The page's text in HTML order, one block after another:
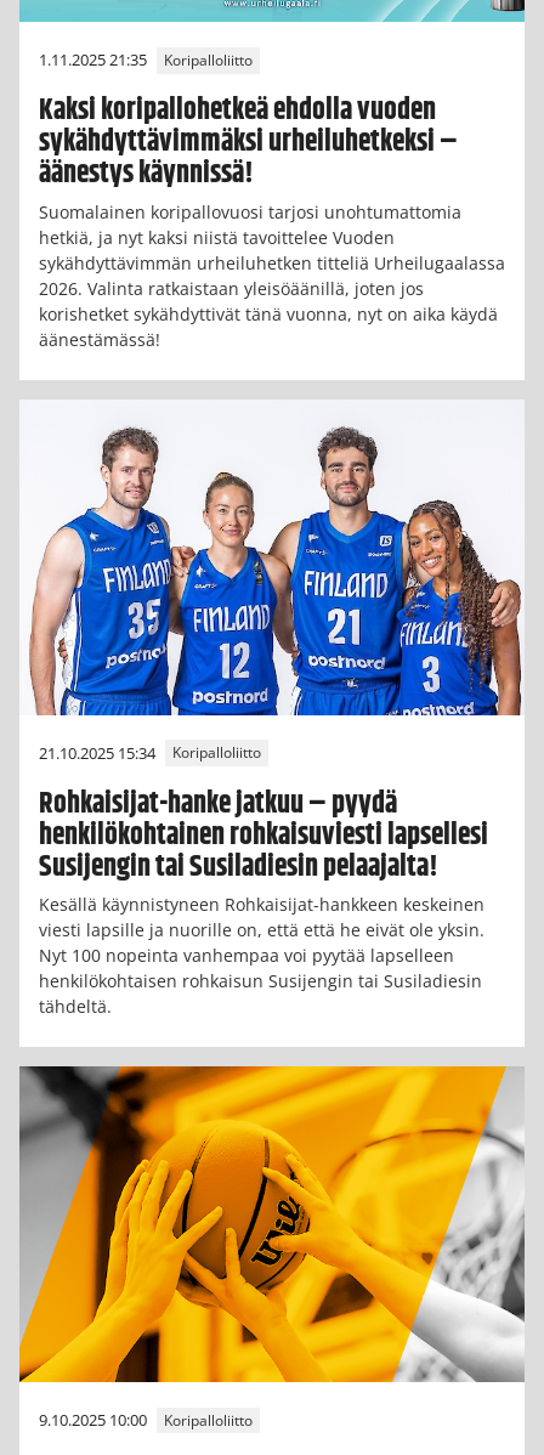
1.11.2025 21:35 Koripalloliitto
Kaksi koripallohetkeä ehdolla vuoden
sykähdyttävimmäksi urheiluhetkeksi –
äänestys käynnissä!
Suomalainen koripallovuosi tarjosi unohtumattomia
hetkiä, ja nyt kaksi niistä tavoittelee Vuoden
sykähdyttävimmän urheiluhetken titteliä Urheilugaalassa
2026. Valinta ratkaistaan yleisöäänillä, joten jos
korishetket sykähdyttivät tänä vuonna, nyt on aika käydä
äänestämässä!
21.10.2025 15:34 Koripalloliitto
Rohkaisijat-hanke jatkuu – pyydä
henkilökohtainen rohkaisuviesti lapsellesi
Susijengin tai Susiladiesin pelaajalta!
Kesällä käynnistyneen Rohkaisijat-hankkeen keskeinen
viesti lapsille ja nuorille on, että että he eivät ole yksin.
Nyt 100 nopeinta vanhempaa voi pyytää lapselleen
henkilökohtaisen rohkaisun Susijengin tai Susiladiesin
tähdeltä.
9.10.2025 10:00 Koripalloliitto